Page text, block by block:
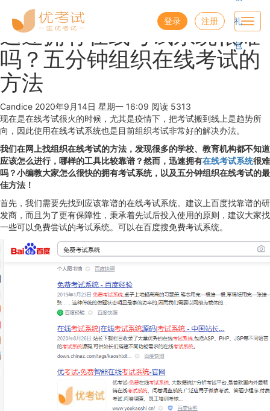
登录 注册 礼
包
迅速拥有在线考试系统很难
吗？五分钟组织在线考试的
方法
Candice 2020年9月14日 星期一 16:09 阅读 5313
现在是在线考试很火的时候，尤其是疫情下，把考试搬到线上是趋势所
向，因此使用在线考试系统也是目前组织考试非常好的解决办法。
我们在网上找组织在线考试的方法，发现很多的学校、教育机构都不知道
应该怎么进行，哪样的工具比较靠谱？然而，迅速拥有在线考试系统很难
吗？小编教大家怎么很快的拥有考试系统，以及五分钟组织在线考试的最
佳方法！
首先，我们需要先找到应该靠谱的在线考试系统。建议上百度找靠谱的研
发商，而且为了更有保障性，秉承着先试后投入使用的原则，建议大家找
一些可以免费尝试的考试系统。可以在百度搜免费考试系统。